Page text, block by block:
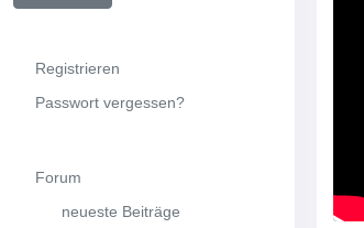
Registrieren
Passwort vergessen?
Forum
neueste Beiträge